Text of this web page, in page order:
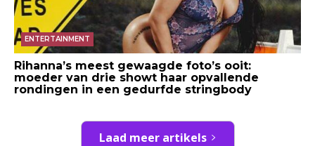
ENTERTAINMENT
Rihanna’s meest gewaagde foto’s ooit:
moeder van drie showt haar opvallende
rondingen in een gedurfde stringbody
Laad meer artikels